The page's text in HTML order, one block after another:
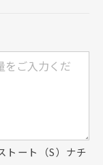
トート（S）ナチ